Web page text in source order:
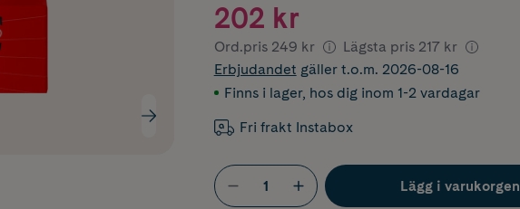
202 kr
Ord.pris 249 kr Lägsta pris 217 kr
Erbjudandet gäller t.o.m. 2026-08-16
Finns i lager, hos dig inom 1-2 vardagar
Fri frakt Instabox
Lägg i varukorgen